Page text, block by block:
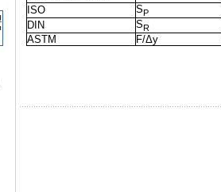
ISO
SP
DIN
SR
ASTM
F/Δy